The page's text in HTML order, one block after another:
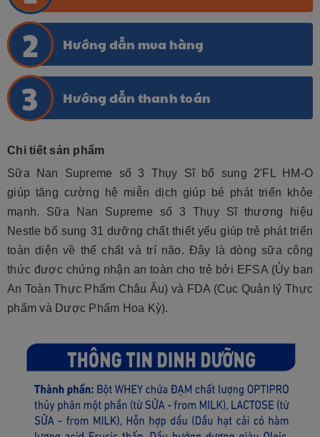
Hướng dẫn mua hàng
Hướng dẫn thanh toán
Chi tiết sản phẩm
Sữa Nan Supreme số 3 Thụy Sĩ bổ sung 2'FL HM-O
giúp tăng cường hệ miễn dịch giúp bé phát triển khỏe
mạnh. Sữa Nan Supreme số 3 Thụy Sĩ thương hiệu
Nestle bổ sung 31 dưỡng chất thiết yếu giúp trẻ phát triển
toàn diện về thể chất và trí não. Đây là dòng sữa công
thức được chứng nhận an toàn cho trẻ bởi EFSA (Ủy ban
An Toàn Thực Phẩm Châu Âu) và FDA (Cục Quản lý Thực
phẩm và Dược Phẩm Hoa Kỳ).